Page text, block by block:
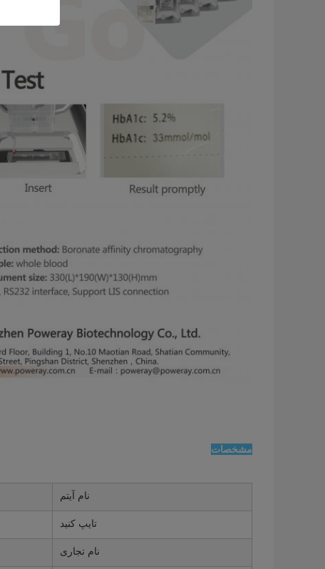
مشخصات
نام آیتم
تایپ کنید
نام تجاری